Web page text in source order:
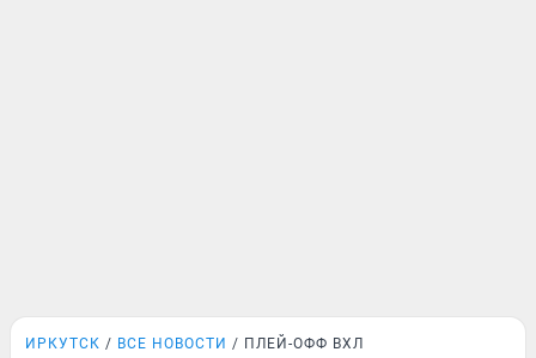
ИРКУТСК ВСЕ НОВОСТИ ПЛЕЙ-ОФФ ВХЛ